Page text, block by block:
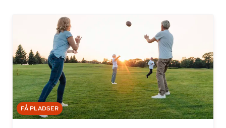
FÅ PLADSER